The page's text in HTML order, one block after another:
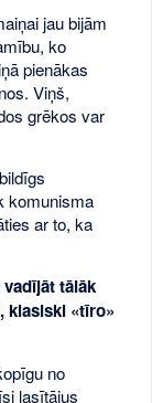
jau bijām
ko
pienākas
Viņš,
grēkos var
komunisma
ar to, ka
tālāk
klasiski «tīro»
no
lasītājus